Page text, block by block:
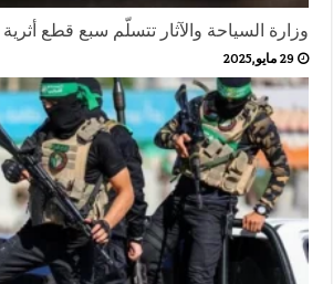
وزارة السياحة والآثار تتسلّم سبع قطع
29 مايو,2025